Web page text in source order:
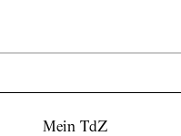
Mein TdZ